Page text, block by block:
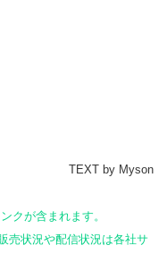
TEXT by Myson
クが含まれます。
売状況や配信状況は各社サ